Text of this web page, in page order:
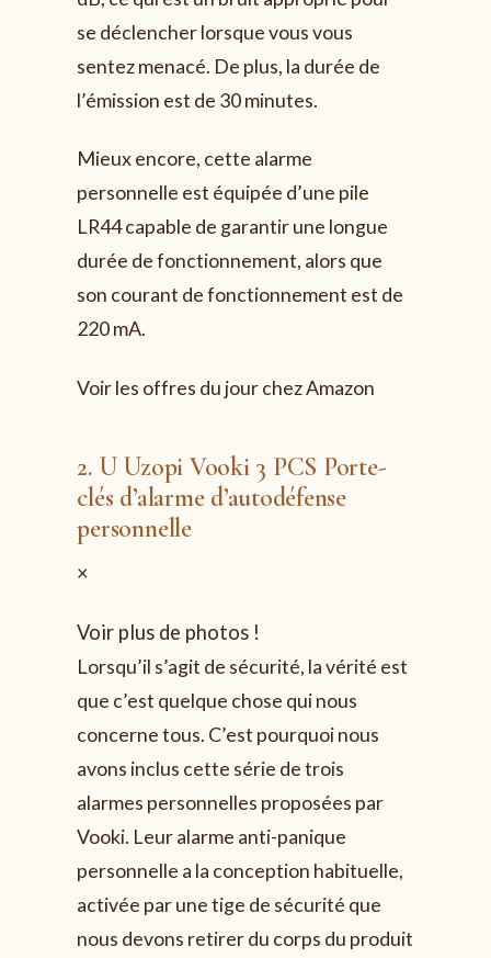
se déclencher lorsque vous vous
sentez menacé. De plus, la durée de
l’émission est de 30 minutes.
Mieux encore, cette alarme
personnelle est équipée d’une pile
LR44 capable de garantir une longue
durée de fonctionnement, alors que
son courant de fonctionnement est de
220 mA.
Voir les offres du jour chez Amazon
2. U Uzopi Vooki 3 PCS Porte-
clés d’alarme d’autodéfense
personnelle
×
Voir plus de photos !
Lorsqu’il s’agit de sécurité, la vérité est
que c’est quelque chose qui nous
concerne tous. C’est pourquoi nous
avons inclus cette série de trois
alarmes personnelles proposées par
Vooki. Leur alarme anti-panique
personnelle a la conception habituelle,
activée par une tige de sécurité que
nous devons retirer du corps du produit